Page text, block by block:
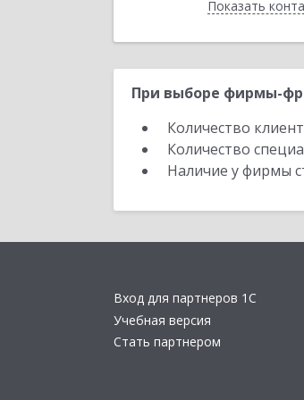
ПоказатьНазад
При выборе фирмы-
Количество
Количество
Наличие у фирмы
Вход для партнеров 1С
Учебная версия
Стать партнером